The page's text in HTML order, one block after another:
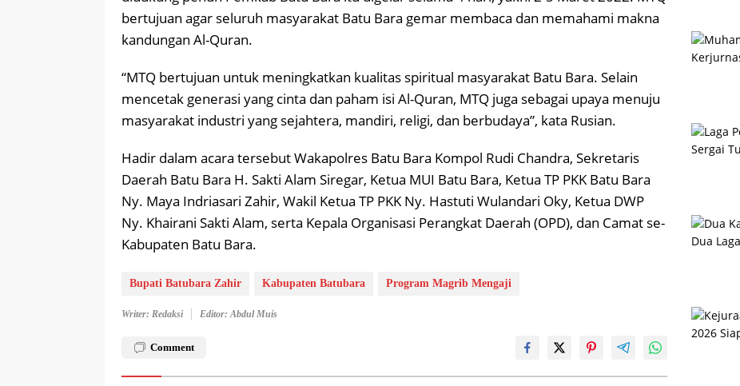
bertujuan agar seluruh masyarakat Batu Bara gemar membaca dan memahami makna
kandungan Al-Quran.
“MTQ bertujuan untuk meningkatkan kualitas spiritual masyarakat Batu Bara. Selain
mencetak generasi yang cinta dan paham isi Al-Quran, MTQ juga sebagai upaya menuju
masyarakat industri yang sejahtera, mandiri, religi, dan berbudaya”, kata Rusian.
Hadir dalam acara tersebut Wakapolres Batu Bara Kompol Rudi Chandra, Sekretaris
Daerah Batu Bara H. Sakti Alam Siregar, Ketua MUI Batu Bara, Ketua TP PKK Batu Bara
Ny. Maya Indriasari Zahir, Wakil Ketua TP PKK Ny. Hastuti Wulandari Oky, Ketua DWP
Ny. Khairani Sakti Alam, serta Kepala Organisasi Perangkat Daerah (OPD), dan Camat se-
Kabupaten Batu Bara.
Bupati Batubara Zahir Kabupaten Batubara Program Magrib Mengaji
Writer: Redaksi Editor: Abdul Muis
Comment